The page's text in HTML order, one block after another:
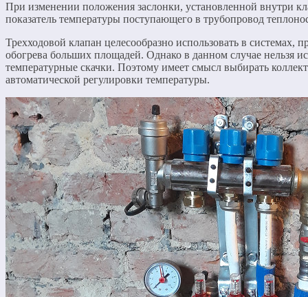
При изменении положения заслонки, установленной внутри
показатель температуры поступающего в трубопровод
Трехходовой клапан целесообразно использовать в системах,
обогрева больших площадей. Однако в данном случае нельзя
температурные скачки. Поэтому имеет смысл выбирать
автоматической регулировки температуры.